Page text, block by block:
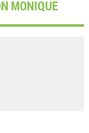
MONIQUE